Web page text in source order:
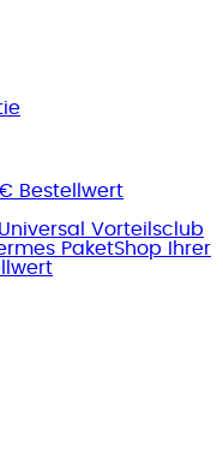
Bestellwert
Universal Vorteilsclub
PaketShop Ihrer